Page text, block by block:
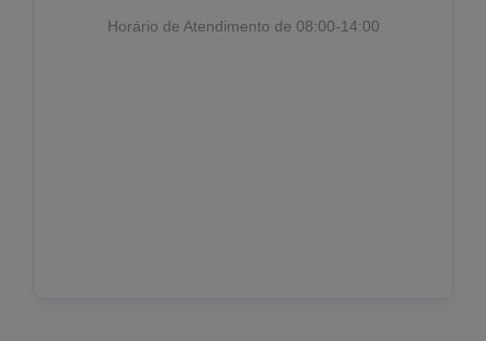
Horário de Atendimento de 08:00-14:00